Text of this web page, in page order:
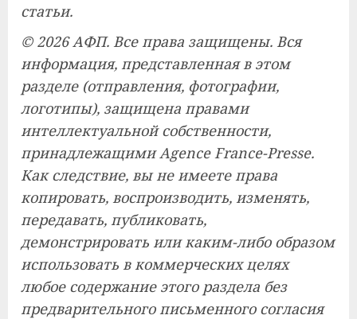
статьи.
© 2026 АФП. Все права защищены. Вся
информация, представленная в этом
разделе (отправления, фотографии,
логотипы), защищена правами
интеллектуальной собственности,
принадлежащими Agence France-Presse.
Как следствие, вы не имеете права
копировать, воспроизводить, изменять,
передавать, публиковать,
демонстрировать или каким-либо образом
использовать в коммерческих целях
любое содержание этого раздела без
предварительного письменного согласия